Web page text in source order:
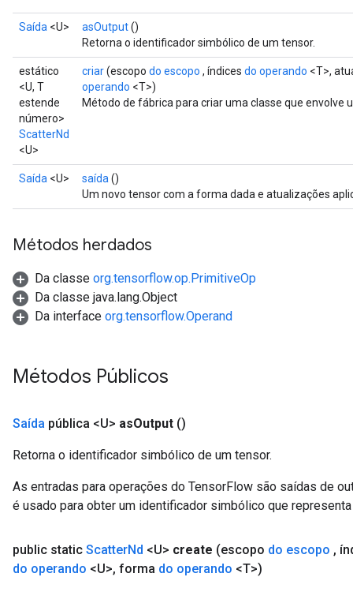
Saída <U> asOutput()
Retorna o identificador simbólico de um tensor.
estático
<U, T
estende
número>
ScatterNd
<U>
criar(escopo do escopo , índices do operando <T>,
operando <T>)
Método de fábrica para criar uma classe que envolve
Saída <U> saída ()
Um novo tensor com a forma dada e atualizações
Métodos herdados
Da classe org.tensorflow.op.PrimitiveOp
Da classe java.lang.Object
Da interface org.tensorflow.Operand
Métodos Públicos
Saída pública <U> asOutput ()
Retorna o identificador simbólico de um tensor.
As entradas para operações do TensorFlow são saídas de
é usado para obter um identificador simbólico que
public static ScatterNd <U> create (escopo do escopo ,
do operando <U>, forma do operando <T>)